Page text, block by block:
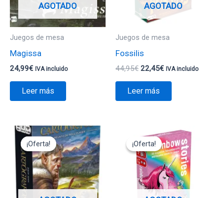
AGOTADO
Juegos de mesa
Magissa
24,99€ IVA incluido
Leer más
AGOTADO
Juegos de mesa
Fossilis
44,95€ 22,45€ IVA incluido
Leer más
¡Oferta!
¡Oferta!
precio
original
era:
19,95€.
El
precio
actual
es:
17,95€.
¡Oferta!
¡Oferta!
precio
original
era:
12,95€.
El
precio
actual
es:
11,65€.